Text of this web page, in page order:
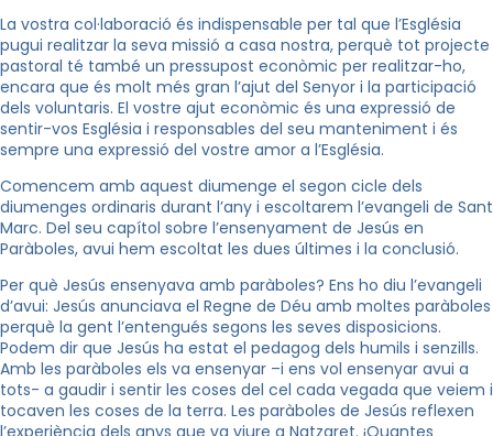
La vostra col·laboració és indispensable per tal que l’Església
pugui realitzar la seva missió a casa nostra, perquè tot projecte
pastoral té també un pressupost econòmic per realitzar-ho,
encara que és molt més gran l’ajut del Senyor i la participació
dels voluntaris. El vostre ajut econòmic és una expressió de
sentir-vos Església i responsables del seu manteniment i és
sempre una expressió del vostre amor a l’Església.
Comencem amb aquest diumenge el segon cicle dels
diumenges ordinaris durant l’any i escoltarem l’evangeli de Sant
Marc. Del seu capítol sobre l’ensenyament de Jesús en
Paràboles, avui hem escoltat les dues últimes i la conclusió.
Per què Jesús ensenyava amb paràboles? Ens ho diu l’evangeli
d’avui: Jesús anunciava el Regne de Déu amb moltes paràboles
perquè la gent l’entengués segons les seves disposicions.
Podem dir que Jesús ha estat el pedagog dels humils i senzills.
Amb les paràboles els va ensenyar –i ens vol ensenyar avui a
tots- a gaudir i sentir les coses del cel cada vegada que veiem i
tocaven les coses de la terra. Les paràboles de Jesús reflexen
l’experiència dels anys que va viure a Natzaret. ¡Quantes